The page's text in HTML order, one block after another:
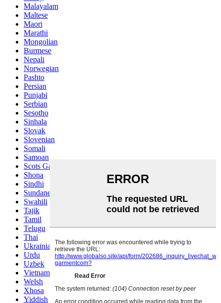
Malayalam
Maltese
Maori
Marathi
Mongolian
Burmese
Nepali
Norwegian
Pashto
Persian
Punjabi
Serbian
Sesotho
Sinhala
Slovak
Slovenian
Somali
Samoan
Scots Gaelic
Shona
Sindhi
Sundanese
Swahili
Tajik
Tamil
Telugu
Thai
Ukrainian
Urdu
Uzbek
Vietnamese
Welsh
Xhosa
Yiddish